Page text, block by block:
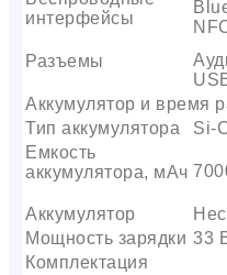
интерфейсы
Разъемы
Аккумулятор и время
Тип аккумулятора
Si-
Емкость
аккумулятора, мАч
Аккумулятор
Мощность зарядки 33
Комплектация